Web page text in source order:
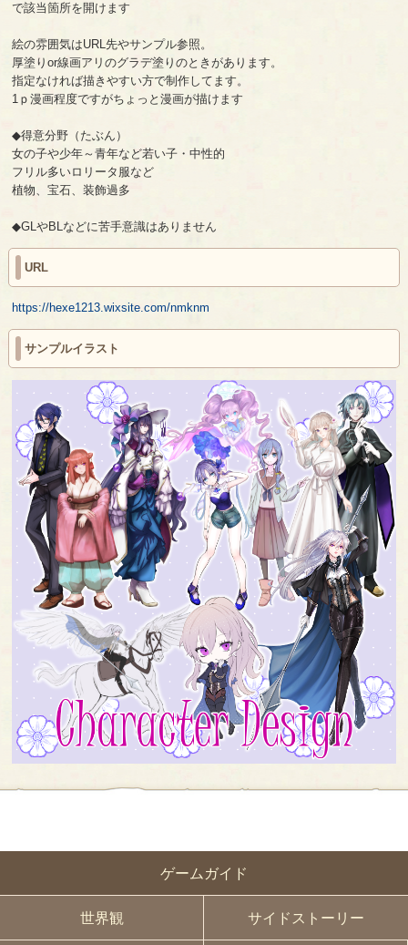
ゲームガイド
世界観 サイドストーリー
で該当箇所を開けます
絵の雰囲気はURL先やサンプル参照。
厚塗りor線画アリのグラデ塗りのときがあります。
指定なければ描きやすい方で制作してます。
1ｐ漫画程度ですがちょっと漫画が描けます
◆得意分野（たぶん）
女の子や少年～青年など若い子・中性的
フリル多いロリータ服など
植物、宝石、装飾過多
◆GLやBLなどに苦手意識はありません
URL
https://hexe1213.wixsite.com/nmknm
サンプルイラスト